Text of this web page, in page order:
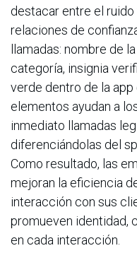
destacar entre el
relaciones de
llamadas: nombre de
categoría, insignia
verde dentro de la app
elementos ayudan a
inmediato llamadas
diferenciándolas del
Como resultado, las
mejoran la eficiencia
interacción con sus
promueven identidad,
en cada interacción.